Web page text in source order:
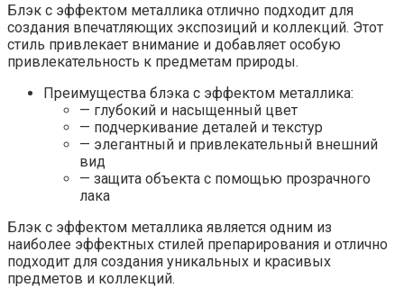
Блэк с эффектом металлика отлично подходит для
создания впечатляющих экспозиций и коллекций. Этот
стиль привлекает внимание и добавляет особую
привлекательность к предметам природы.
Преимущества блэка с эффектом металлика:
— глубокий и насыщенный цвет
— подчеркивание деталей и текстур
— элегантный и привлекательный внешний
вид
— защита объекта с помощью прозрачного
лака
Блэк с эффектом металлика является одним из
наиболее эффектных стилей препарирования и отлично
подходит для создания уникальных и красивых
предметов и коллекций.